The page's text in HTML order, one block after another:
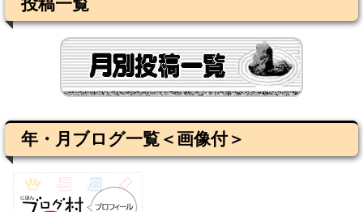
年・月ブログ一覧＜画像付＞